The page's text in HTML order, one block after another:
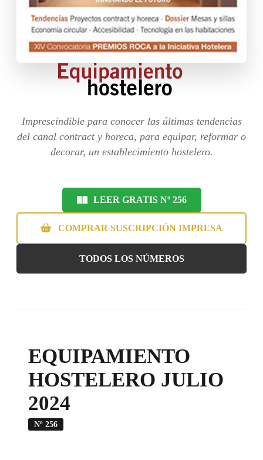
Imprescindible para conocer las últimas tendencias
del canal contract y horeca, para equipar, reformar o
decorar, un establecimiento hostelero.
LEER GRATIS Nº 256
COMPRAR SUSCRIPCIÓN IMPRESA
TODOS LOS NÚMEROS
EQUIPAMIENTO
HOSTELERO JULIO
2024
Nº 256